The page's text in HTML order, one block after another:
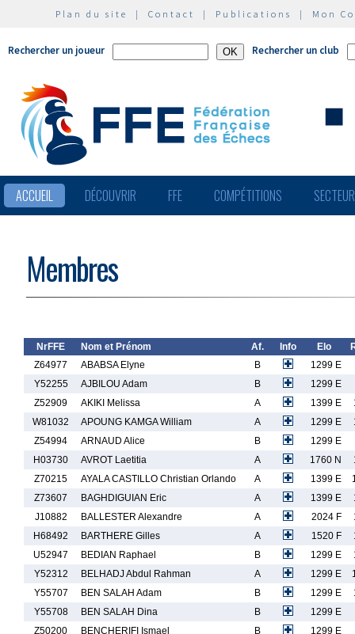
Plan du site | Contact | Publications | Mon
Rechercher un joueur Rechercher un club
ACCUEIL DÉCOUVRIR FFE COMPÉTITIONS
Membres
NrFFE Nom et Prénom Af. Info Elo
Z64977
ABABSA Elyne B
1299 E
Y52255
AJBILOU Adam B
1299 E
Z52909
AKIKI Melissa A 1399 E
W81032
APOUNG KAMGA William A 1299 E
Z54994
ARNAUD Alice B
1299 E
H03730
AVROT Laetitia A 1760 N
Z70215
AYALA CASTILLO Christian Orlando A 1399 E
Z73607
BAGHDIGUIAN Eric A 1399 E
J10882
BALLESTER Alexandre A 2024 F
H68492
BARTHERE Gilles A 1520 F
U52947
BEDIAN Raphael B 1299 E
Y52312
BELHADJ Abdul Rahman A 1299 E
Y55707
BEN SALAH Adam B 1299 E
Y55708
BEN SALAH Dina B
1299 E
Z50200
BENCHERIFI Ismael B
1299 E